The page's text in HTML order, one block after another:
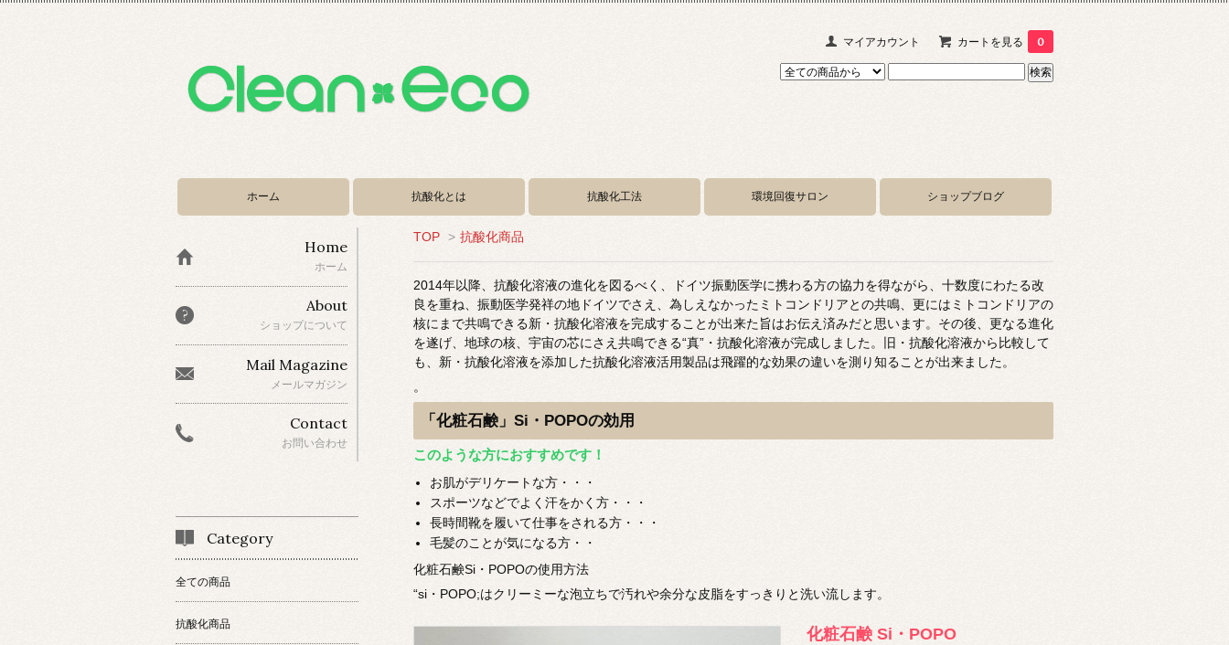
マイアカウント カートを見る 0
ホーム 抗酸化とは 抗酸化工法 環境回復サロン ショップブログ
TOP > 抗酸化商品
2014年以降、抗酸化溶液の進化を図るべく、ドイツ振動医学に携わる方の協力を得ながら、十数度にわたる改
良を重ね、振動医学発祥の地ドイツでさえ、為しえなかったミトコンドリアとの共鳴、更にはミトコンドリアの
核にまで共鳴できる新・抗酸化溶液を完成することが出来た旨はお伝え済みだと思います。その後、更なる進化
を遂げ、地球の核、宇宙の芯にさえ共鳴できる“真”・抗酸化溶液が完成しました。旧・抗酸化溶液から比較して
も、新・抗酸化溶液を添加した抗酸化溶液活用製品は飛躍的な効果の違いを測り知ることが出来ました。
。
「化粧石鹸」Si・POPOの効用
このような方におすすめです！
お肌がデリケートな方・・・
スポーツなどでよく汗をかく方・・・
長時間靴を履いて仕事をされる方・・・
毛髪のことが気になる方・・
化粧石鹸Si・POPOの使用方法
“si・POPO;はクリーミーな泡立ちで汚れや余分な皮脂をすっきりと洗い流します。
化粧石鹸 Si・POPO
Home
ホーム
About
ショップについて
Mail Magazine
メールマガジン
Contact
お問い合わせ
Category
全ての商品
抗酸化商品